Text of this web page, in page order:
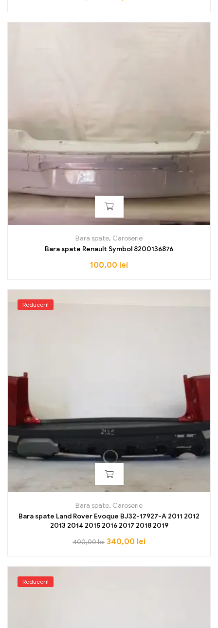
Bara spate, Caroserie
Bara spate Renault Symbol 8200136876
100,00 lei
Reduceri!
Bara spate, Caroserie
Bara spate Land Rover Evoque BJ32-17927-A 2011 2012
2013 2014 2015 2016 2017 2018 2019
400,00lei 340,00 lei
Reduceri!